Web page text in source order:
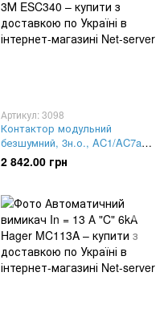
Артикул: 3098
Контактор модульний
безшумний, 3н.о., AC1/AC7a
40A, Uупр.=230В 50/60Гц,
ширина 3М ESC340
2 842.00 грн